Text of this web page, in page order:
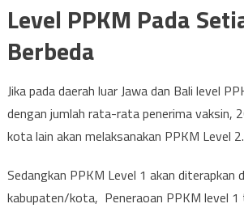
Level PPKM Pada
Berbeda
Jika pada daerah luar Jawa dan Bali level
dengan jumlah rata-rata penerima vaksin,
kota lain akan melaksanakan PPKM Level 2.
Sedangkan PPKM Level 1 akan diterapkan
kabupaten/kota, Peneraoan PPKM level 1